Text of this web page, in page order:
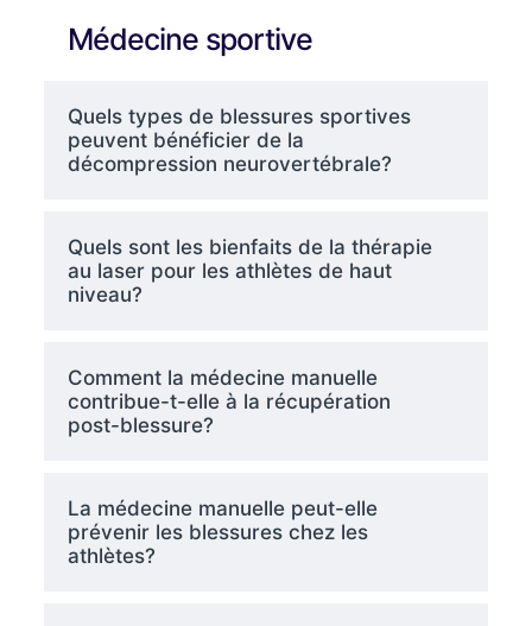
Médecine sportive
Quels types de blessures sportives
peuvent bénéficier de la
décompression neurovertébrale?
Quels sont les bienfaits de la thérapie
au laser pour les athlètes de haut
niveau?
Comment la médecine manuelle
contribue-t-elle à la récupération
post-blessure?
La médecine manuelle peut-elle
prévenir les blessures chez les
athlètes?